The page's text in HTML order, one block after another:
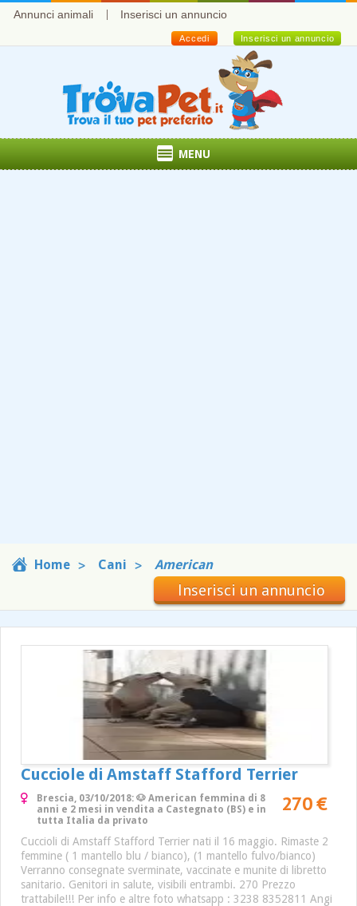
Annunci animali Inserisci un annuncio
Inserisci un annuncio
Accedi
MENU
Home Cani American
Inserisci un annuncio
Cucciole di Amstaff Stafford Terrier
270 €
Brescia, 03/10/2018: 🐶 American femmina di 8
anni e 2 mesi in vendita a Castegnato (BS) e in
tutta Italia da privato
Cuccioli di Amstaff Stafford Terrier nati il 16 maggio. Rimaste 2
femmine ( 1 mantello blu / bianco), (1 mantello fulvo/bianco)
Verranno consegnate sverminate, vaccinate e munite di libretto
sanitario. Genitori in salute, visibili entrambi. 270 Prezzo
trattabile!!! Per info e altre foto whatsapp : 3238 8352811 Angi